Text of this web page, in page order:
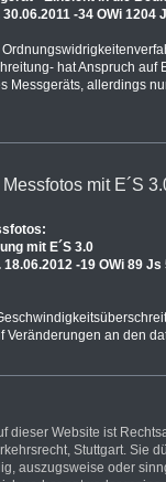
-34 OWi 1204
hat Anspruch auf
Messgeräts, allerdings
mit E´S
mit E´S 3.0
-19 OWi 89 Js
Veränderungen an den
dieser Website ist
Stuttgart. Sie
auszugsweise oder